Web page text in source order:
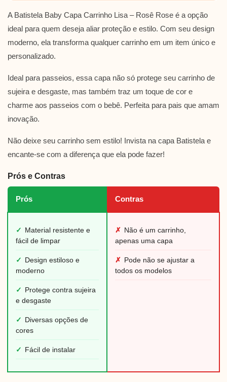
A Batistela Baby Capa Carrinho Lisa – Rosê Rose é a opção
ideal para quem deseja aliar proteção e estilo. Com seu design
moderno, ela transforma qualquer carrinho em um item único e
personalizado.
Ideal para passeios, essa capa não só protege seu carrinho de
sujeira e desgaste, mas também traz um toque de cor e
charme aos passeios com o bebê. Perfeita para pais que amam
inovação.
Não deixe seu carrinho sem estilo! Invista na capa Batistela e
encante-se com a diferença que ela pode fazer!
Prós e Contras
Prós Contras
✓
Material resistente e
fácil de limpar
✓
Design estiloso e
moderno
✓
Protege contra sujeira
e desgaste
✓
Diversas opções de
cores
✓ Fácil de instalar
✗ Não é um carrinho,
apenas uma capa
✗ Pode não se ajustar a
todos os modelos